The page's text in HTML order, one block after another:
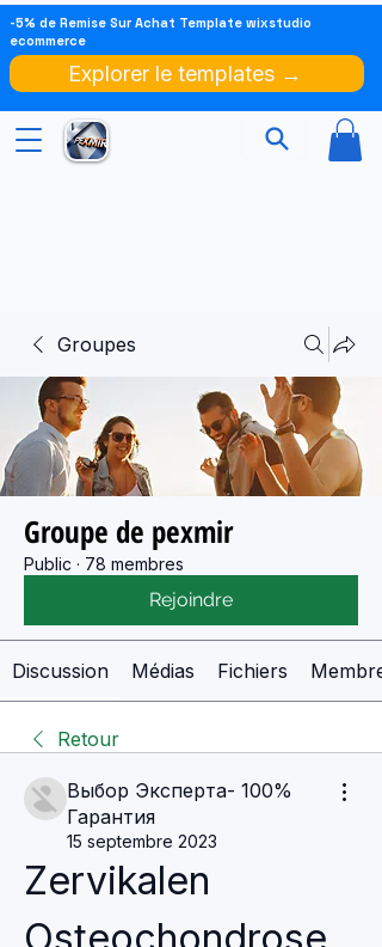
-5% de Remise Sur Achat Template wixstudio
ecommerce
Explorer le templates →
Groupes
Groupe de pexmir
Public · 78 membres
Rejoindre
Discussion Médias Fichiers
Retour
Выбор Эксперта- 100%
Гарантия
15 septembre 2023
Zervikalen